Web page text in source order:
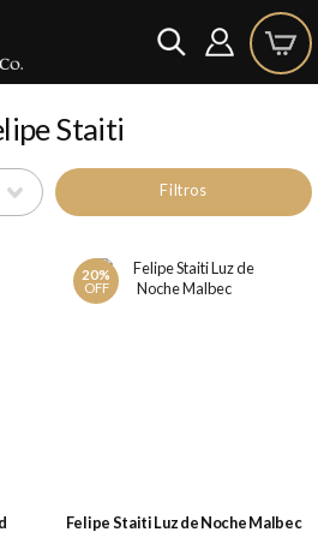
Staiti
Filtros
20%
OFF
Felipe Staiti Luz de Noche Malbec